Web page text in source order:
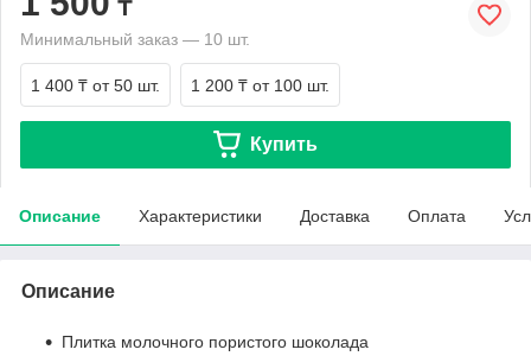
₸
Минимальный заказ — 10 шт.
1 400 ₸ от 50 шт. 1 200 ₸ от 100 шт.
Купить
Описание Характеристики Доставка Оплата
Описание
Плитка молочного пористого шоколада